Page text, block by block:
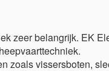
zeer belangrijk. EK
zoals vissersboten,